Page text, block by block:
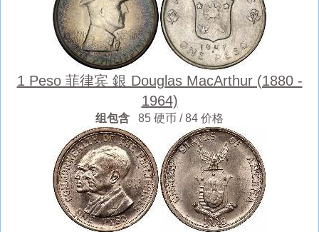
1 Peso 菲律宾 銀 Douglas MacArthur (1880 -
1964)
组包含 85 硬币 / 84 价格